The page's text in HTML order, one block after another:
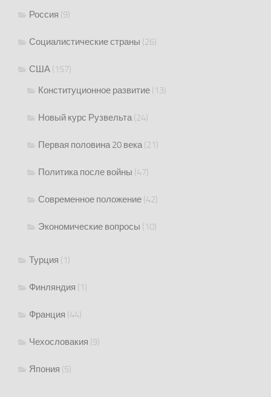
Россия (9)
Социалистические страны (26)
США (157)
Конституционное развитие (13)
Новый курс Рузвельта(24)
Первая половина 20 века(21)
Политика после войны (47)
Современное положение (42)
Экономические вопросы (10)
Турция (1)
Финляндия (1)
Франция (44)
Чехословакия (9)
Япония (5)